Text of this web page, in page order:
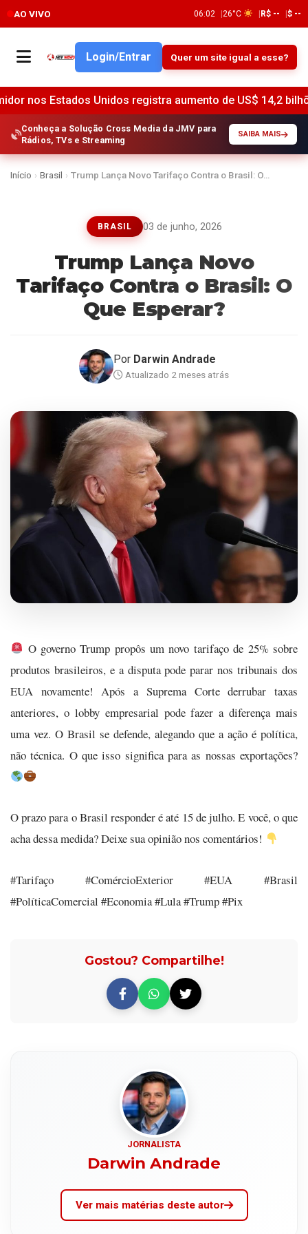
AO VIVO 06:02 26°C R$ -- $ --
Login/Entrar Quer um site igual a esse?
Unidos registra aumento de US$ 14,2 bilhões em
Conheça a Solução Cross Media da JMV para
Rádios, TVs e Streaming
SAIBA MAIS
Início › Brasil › Trump Lança Novo Tarifaço Contra o Brasil: O…
BRASIL 03 de junho, 2026
Trump Lança Novo
Tarifaço Contra o Brasil: O
Que Esperar?
Por Darwin Andrade
Atualizado 2 meses atrás
O governo Trump propôs um novo tarifaço de 25% sobre
produtos brasileiros, e a disputa pode parar nos tribunais dos
EUA novamente! Após a Suprema Corte derrubar taxas
anteriores, o lobby empresarial pode fazer a diferença mais
uma vez. O Brasil se defende, alegando que a ação é política,
não técnica. O que isso significa para as nossas exportações?
O prazo para o Brasil responder é até 15 de julho. E você, o que
acha dessa medida? Deixe sua opinião nos comentários!
#Tarifaço #ComércioExterior #EUA #Brasil
#PolíticaComercial #Economia #Lula #Trump #Pix
Gostou? Compartilhe!
JORNALISTA
Darwin Andrade
Ver mais matérias deste autor